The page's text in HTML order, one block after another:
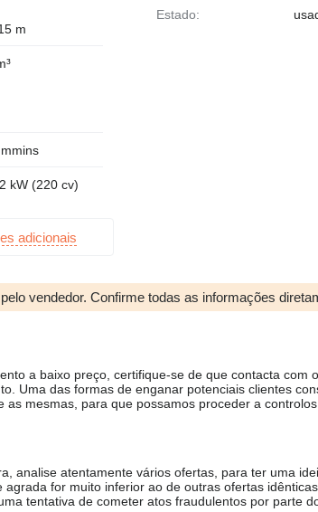
m
kW (220 cv)
Estado:
adicionais
vendedor. Confirme todas as informações
a baixo preço, certifique-se de que contacta
Uma das formas de enganar potenciais clientes
as mesmas, para que possamos proceder a
analise atentamente vários ofertas, para ter uma
agrada for muito inferior ao de outras ofertas
tentativa de cometer atos fraudulentos por parte